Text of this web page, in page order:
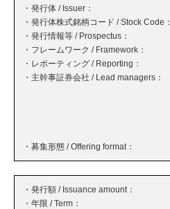
・発行体 / Issuer：
・発行体株式銘柄コード / Stock Code：
・発行情報等 / Prospectus：
・フレームワーク / Framework：
・レポーティング / Reporting：
・主幹事証券会社 / Lead managers：
・募集形態 / Offering format：
・発行額 / Issuance amount：
・年限 / Term：